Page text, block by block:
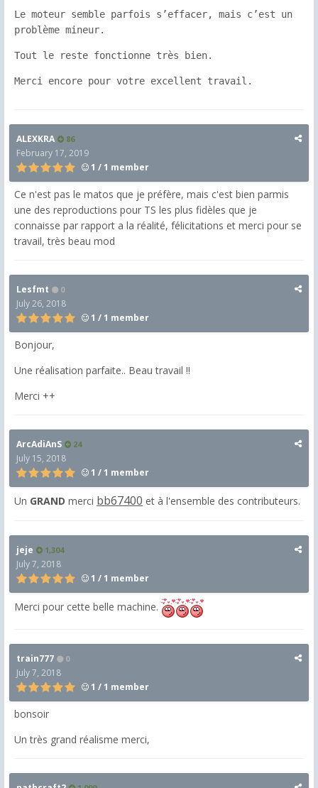
Le moteur semble parfois s’effacer, mais c’est un
problème mineur.
Tout le reste fonctionne très bien.
Merci encore pour votre excellent travail.
ALEXKRA 86
February 17, 2019
1 / 1 member
Ce n'est pas le matos que je préfère, mais c'est bien parmis
une des reproductions pour TS les plus fidèles que je
connaisse par rapport a la réalité, félicitations et merci pour se
travail, très beau mod
Lesfmt 0
July 26, 2018
1 / 1 member
Bonjour,
Une réalisation parfaite.. Beau travail !!
Merci ++
ArcAdiAnS 24
July 15, 2018
1 / 1 member
Un GRAND merci bb67400 et à l'ensemble des contributeurs.
jeje 1,304
July 7, 2018
1 / 1 member
Merci pour cette belle machine.
train777 0
July 7, 2018
1 / 1 member
bonsoir
Un très grand réalisme merci,